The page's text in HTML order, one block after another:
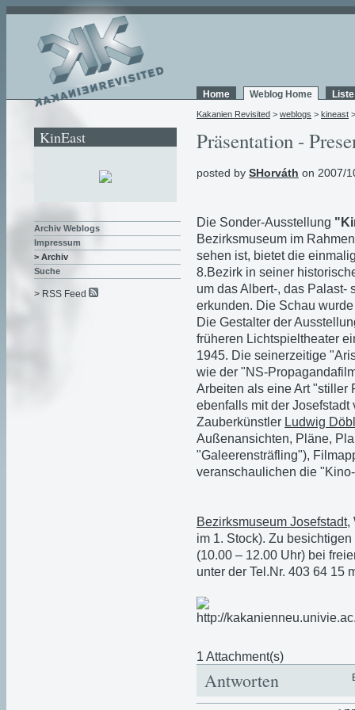
Home Weblog Home
Kakanien Revisited > weblogs > kineast
Präsentation -
posted by SHorváth on 2007/
Die Sonder-Ausstellung
Bezirksmuseum im
sehen ist, bietet die
8.Bezirk in seiner
um das Albert-, das Palast-
erkunden. Die Schau
Die Gestalter der
früheren Lichtspieltheater
1945. Die seinerzeitige
wie der "NS-
Arbeiten als eine Art "stiller
ebenfalls mit der
Zauberkünstler Ludwig
Außenansichten, Pläne,
"Galeerensträfling"),
veranschaulichen die
Bezirksmuseum Josefstadt,
im 1. Stock). Zu
(10.00 – 12.00 Uhr) bei
unter der Tel.Nr. 403 64 15
1 Attachment(s)
Antworten
KinEast
Archiv Weblogs
Impressum
> Archiv
Suche
> RSS Feed